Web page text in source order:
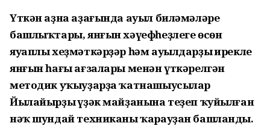
Үткән аҙна аҙағында ауыл биләмәләре
башлыҡтары, янғын хәүефһеҙлеге өсөн
яуаплы хеҙмәткәрҙәр һәм ауылдарҙың ирекле
янғын һағы ағзалары менән үткәрелгән
методик уҡыуҙарҙа ҡатнашыусылар
Йылайырҙың үҙәк майҙанына теҙеп ҡуйылған
нәҡ шундай техниканы ҡарауҙан башланды.